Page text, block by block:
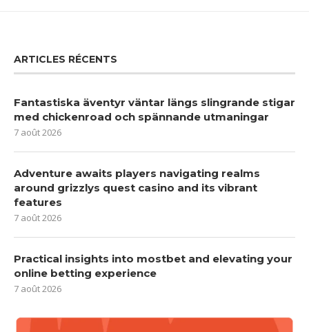
ARTICLES RÉCENTS
Fantastiska äventyr väntar längs slingrande stigar
med chickenroad och spännande utmaningar
7 août 2026
Adventure awaits players navigating realms
around grizzlys quest casino and its vibrant
features
7 août 2026
Practical insights into mostbet and elevating your
online betting experience
7 août 2026